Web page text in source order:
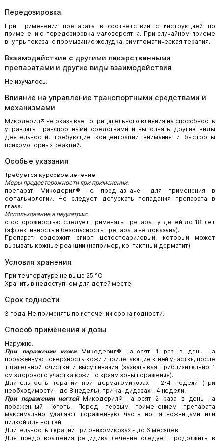
Передозировка
При применении препарата в соответствии с инструкцией по
применению передозировка маловероятна. При случайном приеме
внутрь показано промывание желудка, симптоматическая терапия.
Взаимодействие с другими лекарственными
препаратами и другие виды взаимодействия
Не изучалось.
Влияние на управление транспортными средствами и
механизмами
Микодерил® не оказывает отрицательного влияния на способность
управлять транспортными средствами и выполнять другие виды
деятельности, требующие концентрации внимания и быстроты
психомоторных реакций.
Особые указания
Требуется курсовое лечение.
Меры предосторожности при применении:
препарат Микодерил® не предназначен для применения в
офтальмологии. Не следует допускать попадания препарата в
глаза.
Использование в педиатрии:
с осторожностью следует применять препарат у детей до 18 лет
(эффективность и безопасность препарата не доказана).
Препарат содержит спирт цетостеариловый, который может
вызывать кожные реакции (например, контактный дерматит).
Условия хранения
При температуре не выше 25 °С.
Хранить в недоступном для детей месте.
Срок годности
3 года. Не применять по истечении срока годности.
Способ применения и дозы
Наружно.
При поражении кожиМикодерил® наносят 1 раз в день на
пораженную поверхность кожи и прилегающие к ней участки, после
тщательной очистки и высушивания (захватывая приблизительно 1
см здорового участка кожи по краям зоны поражения).
Длительность терапии при дерматомикозах - 2-4 недели (при
необходимости - до 8 недель), при кандидозах - 4 недели.
При поражении ногтейМикодерил® наносят 2 раза в день на
пораженный ноготь. Перед первым применением препарата
максимально удаляют пораженную часть ногтя ножницами или
пилкой для ногтей.
Длительность терапии при онихомикозах - до 6 месяцев.
Для предотвращения рецидива лечение следует продолжить в